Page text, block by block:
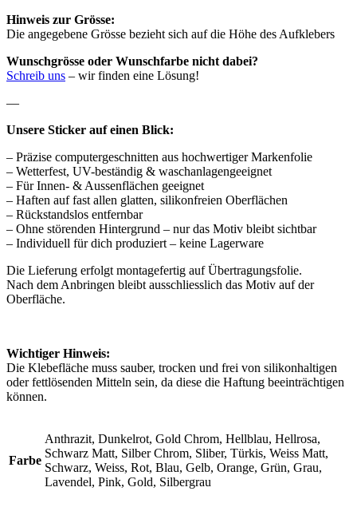
Hinweis zur Grösse:
Die angegebene Grösse bezieht sich auf die Höhe des Aufklebers
Wunschgrösse oder Wunschfarbe nicht dabei?
Schreib uns – wir finden eine Lösung!
—
Unsere Sticker auf einen Blick:
– Präzise computergeschnitten aus hochwertiger Markenfolie
– Wetterfest, UV-beständig & waschanlagengeeignet
– Für Innen- & Aussenflächen geeignet
– Haften auf fast allen glatten, silikonfreien Oberflächen
– Rückstandslos entfernbar
– Ohne störenden Hintergrund – nur das Motiv bleibt sichtbar
– Individuell für dich produziert – keine Lagerware
Die Lieferung erfolgt montagefertig auf Übertragungsfolie.
Nach dem Anbringen bleibt ausschliesslich das Motiv auf der
Oberfläche.
Wichtiger Hinweis:
Die Klebefläche muss sauber, trocken und frei von silikonhaltigen
oder fettlösenden Mitteln sein, da diese die Haftung beeinträchtigen
können.
Farbe
Anthrazit, Dunkelrot, Gold Chrom, Hellblau, Hellrosa,
Schwarz Matt, Silber Chrom, Sliber, Türkis, Weiss Matt,
Schwarz, Weiss, Rot, Blau, Gelb, Orange, Grün, Grau,
Lavendel, Pink, Gold, Silbergrau